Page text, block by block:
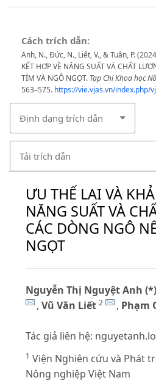
Cách trích dẫn:
Anh, N., Đức, N., Liết, V., & Tuân, P.
KẾT HỢP VỀ NĂNG SUẤT VÀ CHẤT
TÍM VÀ NGÔ NGỌT. Tạp Chí Khoa học
563–575. https://vie.vjas.vn/index.php/
Định dạng trích dẫn
Tải trích dẫn
ƯU THẾ LAI VÀ
NĂNG SUẤT VÀ
CÁC DÒNG NGÔ
NGỌT
Nguyễn Thị Nguyệt Anh (*)
, Vũ Văn Liết 2 , Phạm
Tác giả liên hệ:
1 Viện Nghiên cứu và Phát
Nông nghiệp Việt Nam